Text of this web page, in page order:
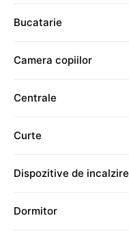
Bucatarie
Camera copiilor
Centrale
Curte
Dispozitive de incalzire
Dormitor